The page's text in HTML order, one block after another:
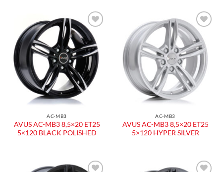
AC-MB3
AVUS AC-MB3 8,5×20 ET25
5×120 BLACK POLISHED
AC-MB3
AVUS AC-MB3 8,5×20 ET25
5×120 HYPER SILVER